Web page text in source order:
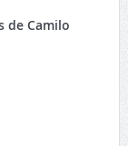
de Camilo